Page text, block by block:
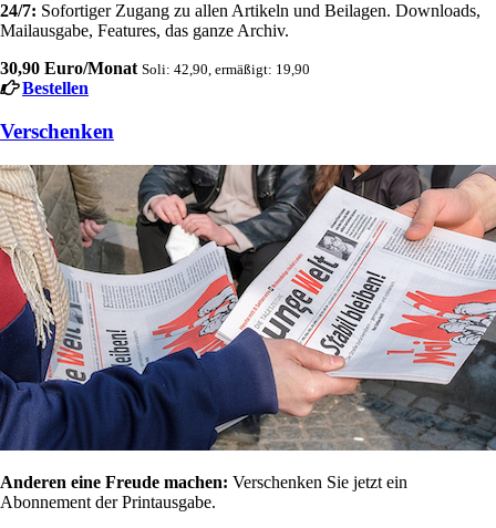
24/7: Sofortiger Zugang zu allen Artikeln und Beilagen. Downloads,
Mailausgabe, Features, das ganze Archiv.
30,90 Euro/Monat Soli: 42,90, ermäßigt: 19,90
Bestellen
Verschenken
Anderen eine Freude machen: Verschenken Sie jetzt ein
Abonnement der Printausgabe.